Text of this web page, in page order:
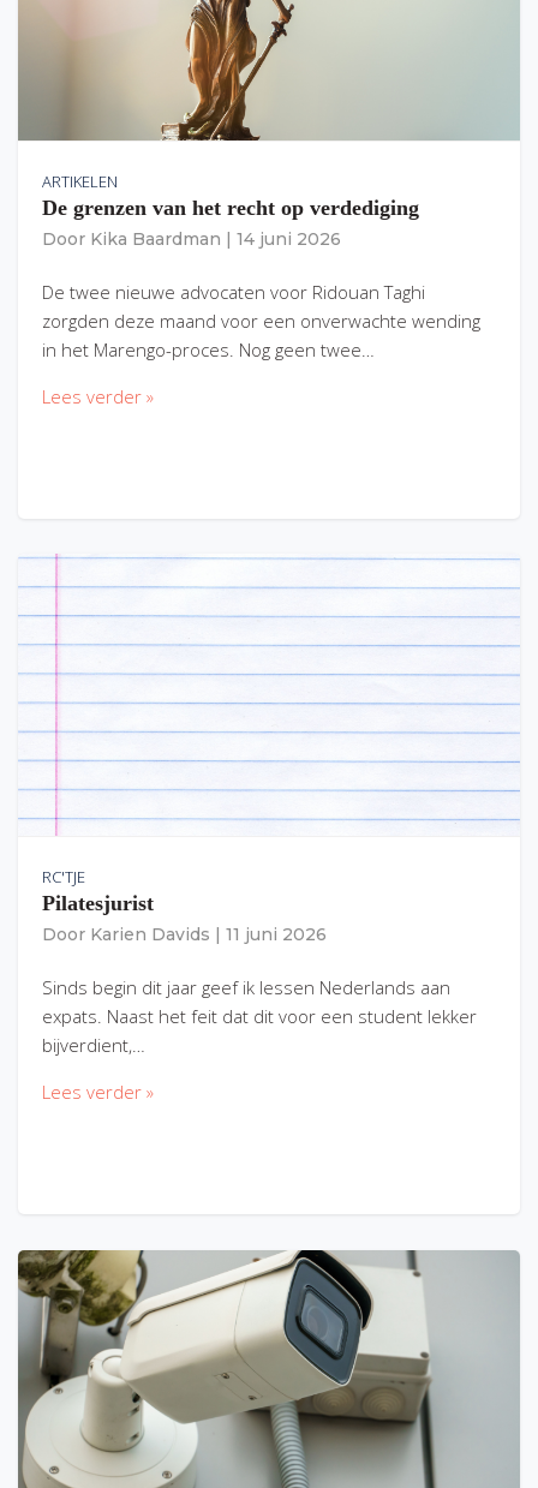
ARTIKELEN
De grenzen van het recht op verdediging
Door Kika Baardman 14 juni 2026
De twee nieuwe advocaten voor Ridouan Taghi
zorgden deze maand voor een onverwachte wending
in het Marengo-proces. Nog geen twee…
Lees verder »
RC'TJE
Pilatesjurist
Door Karien Davids 11 juni 2026
Sinds begin dit jaar geef ik lessen Nederlands aan
expats. Naast het feit dat dit voor een student lekker
bijverdient,…
Lees verder »